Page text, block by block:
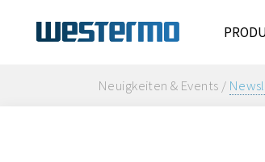
Neuigkeiten & Events /